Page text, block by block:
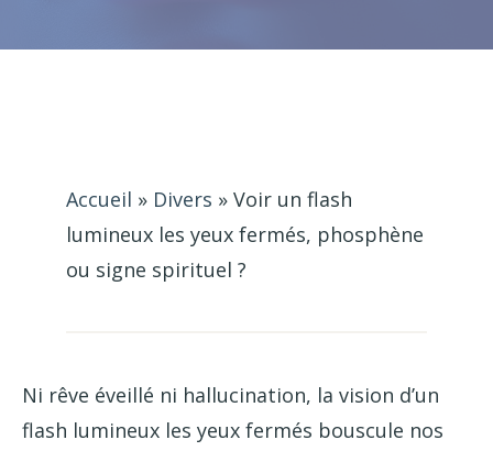
Accueil » Divers » Voir un flash
lumineux les yeux fermés, phosphène
ou signe spirituel ?
Ni rêve éveillé ni hallucination, la vision d’un
flash lumineux les yeux fermés bouscule nos